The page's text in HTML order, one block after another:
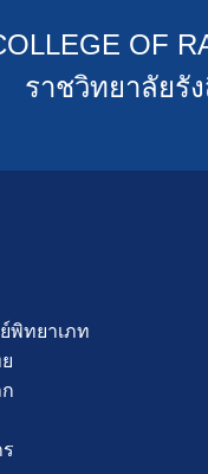
OF
ราชวิทยาลัยรั
พิทยาเภท